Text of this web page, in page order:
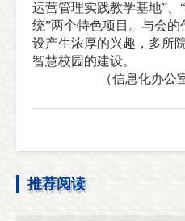
运营管理实践教学基地”、
统”两个特色项目。与会
设产生浓厚的兴趣，多所
智慧校园的建设。
（信息化办公
推荐阅读